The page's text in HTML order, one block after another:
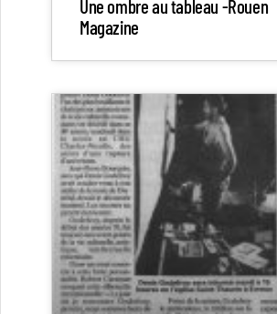
Une ombre au tableau -Rouen
Magazine